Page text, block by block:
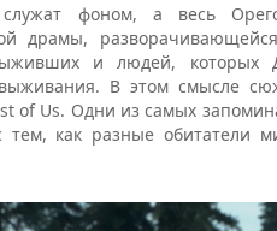
фоном, а весь
драмы,
и людей, которых
В этом смысле
of Us. Одни из самых
как разные обитатели